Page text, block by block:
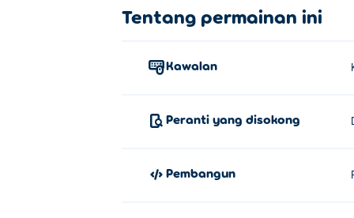
Siapa yang mencipta Brainrot
Anda boleh bermain Brainrot Merge
Tentang permainan ini
Kawalan
Peranti yang disokong
Pembangun